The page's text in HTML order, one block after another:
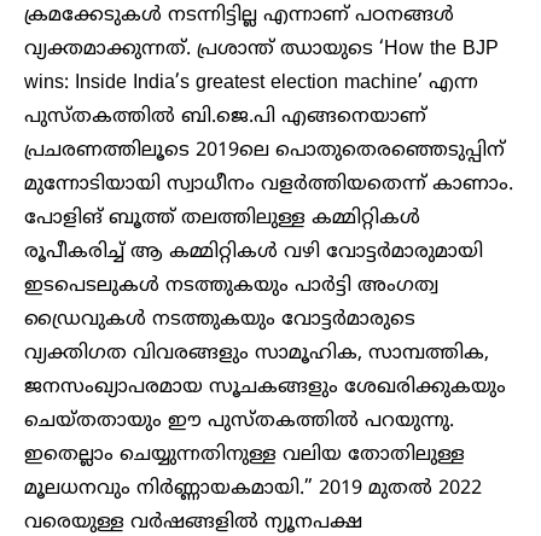
ക്രമക്കേടുകൾ നടന്നിട്ടില്ല എന്നാണ് പഠനങ്ങൾ
വ്യക്തമാക്കുന്നത്. പ്രശാന്ത് ഝായുടെ ‘How the BJP
wins: Inside India’s greatest election machine’ എന്ന
പുസ്തകത്തിൽ ബി.ജെ.പി എങ്ങനെയാണ്
പ്രചരണത്തിലൂടെ 2019ലെ പൊതുതെരഞ്ഞെടുപ്പിന്
മുന്നോടിയായി സ്വാധീനം വളർത്തിയതെന്ന് കാണാം.
പോളിങ് ബൂത്ത് തലത്തിലുള്ള കമ്മിറ്റികൾ
രൂപീകരിച്ച് ആ കമ്മിറ്റികൾ വഴി വോട്ടർമാരുമായി
ഇടപെടലുകൾ നടത്തുകയും പാർട്ടി അംഗത്വ
ഡ്രൈവുകൾ നടത്തുകയും വോട്ടർമാരുടെ
വ്യക്തിഗത വിവരങ്ങളും സാമൂഹിക, സാമ്പത്തിക,
ജനസംഖ്യാപരമായ സൂചകങ്ങളും ശേഖരിക്കുകയും
ചെയ്തതായും ഈ പുസ്തകത്തിൽ പറയുന്നു.
ഇതെല്ലാം ചെയ്യുന്നതിനുള്ള വലിയ തോതിലുള്ള
മൂലധനവും നിർണ്ണായകമായി.” 2019 മുതൽ 2022
വരെയുള്ള വർഷങ്ങളിൽ ന്യൂനപക്ഷ